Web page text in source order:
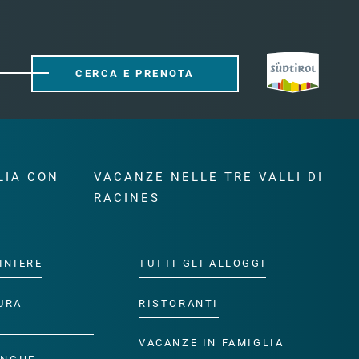
CERCA E PRENOTA
CON
VACANZE NELLE TRE VALLI DI
RACINES
TUTTI GLI ALLOGGI
RISTORANTI
VACANZE IN FAMIGLIA